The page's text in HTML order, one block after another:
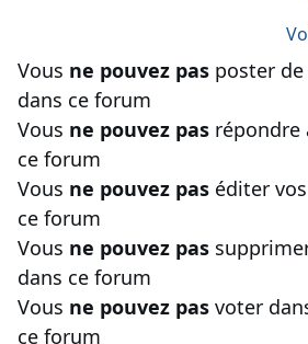
Vous ne pouvez pas poster
dans ce forum
Vous ne pouvez pas répondre
ce forum
Vous ne pouvez pas éditer
ce forum
Vous ne pouvez pas
dans ce forum
Vous ne pouvez pas voter
ce forum